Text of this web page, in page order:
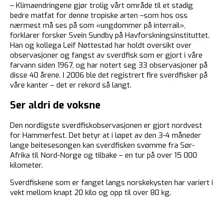
– Klimaendringene gjør trolig vårt område til et stadig
bedre matfat for denne tropiske arten –som hos oss
nærmest må ses på som «ungdommer på interrail»,
forklarer forsker Svein Sundby på Havforskningsinstituttet.
Han og kollega Leif Nøttestad har holdt oversikt over
observasjoner og fangst av sverdfisk som er gjort i våre
farvann siden 1967, og har notert seg 33 observasjoner på
disse 40 årene. I 2006 ble det registrert fire sverdfisker på
våre kanter – det er rekord så langt.
Ser aldri de voksne
Den nordligste sverdfiskobservasjonen er gjort nordvest
for Hammerfest. Det betyr at i løpet av den 3-4 måneder
lange beitesesongen kan sverdfisken svømme fra Sør-
Afrika til Nord-Norge og tilbake – en tur på over 15 000
kilometer.
Sverdfiskene som er fanget langs norskekysten har variert i
vekt mellom knapt 20 kilo og opp til over 80 kg.